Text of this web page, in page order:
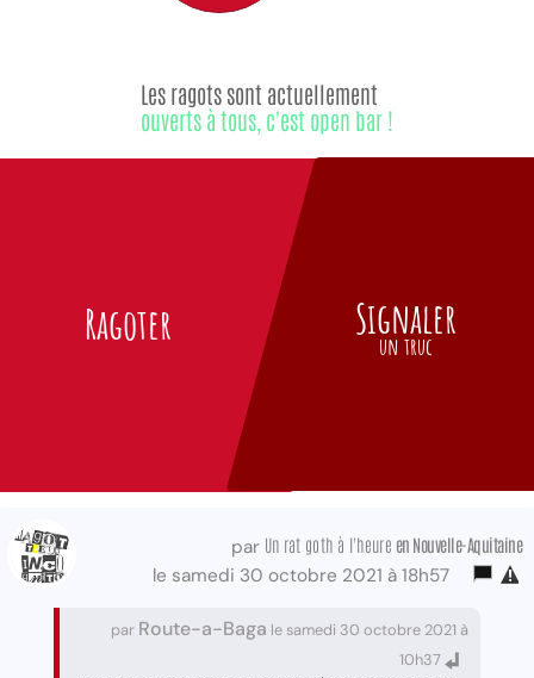
Ragoter
Les ragots sont actuellement
ouverts à tous, c'est open bar !
Signaler
un truc
par Un rat goth à l'heure en Nouvelle-Aquitaine
le samedi 30 octobre 2021 à 18h57
par Route-a-Baga le samedi 30 octobre 2021 à
10h37